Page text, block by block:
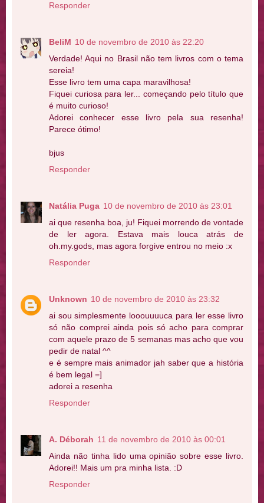
Responder
BeliM 10 de novembro de 2010 às 22:20
Verdade! Aqui no Brasil não tem livros com o tema
sereia!
Esse livro tem uma capa maravilhosa!
Fiquei curiosa para ler... começando pelo título que
é muito curioso!
Adorei conhecer esse livro pela sua resenha!
Parece ótimo!
bjus
Responder
Natália Puga 10 de novembro de 2010 às 23:01
ai que resenha boa, ju! Fiquei morrendo de vontade
de ler agora. Estava mais louca atrás de
oh.my.gods, mas agora forgive entrou no meio :x
Responder
Unknown 10 de novembro de 2010 às 23:32
ai sou simplesmente looouuuuca para ler esse livro
só não comprei ainda pois só acho para comprar
com aquele prazo de 5 semanas mas acho que vou
pedir de natal ^^
e é sempre mais animador jah saber que a história
é bem legal =]
adorei a resenha
Responder
A. Déborah 11 de novembro de 2010 às 00:01
Ainda não tinha lido uma opinião sobre esse livro.
Adorei!! Mais um pra minha lista. :D
Responder